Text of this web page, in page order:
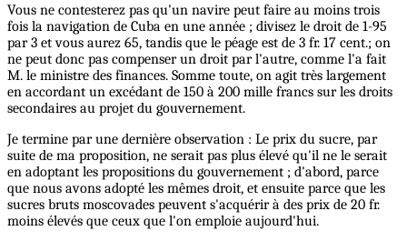
Vous ne contesterez pas qu'un navire peut faire au moins trois
fois la navigation de Cuba en une année ; divisez le droit de 1-95
par 3 et vous aurez 65, tandis que le péage est de 3 fr. 17 cent.; on
ne peut donc pas compenser un droit par l'autre, comme l'a fait
M. le ministre des finances. Somme toute, on agit très largement
en accordant un excédant de 150 à 200 mille francs sur les droits
secondaires au projet du gouvernement.
Je termine par une dernière observation : Le prix du sucre, par
suite de ma proposition, ne serait pas plus élevé qu'il ne le serait
en adoptant les propositions du gouvernement ; d'abord, parce
que nous avons adopté les mêmes droit, et ensuite parce que les
sucres bruts moscovades peuvent s'acquérir à des prix de 20 fr.
moins élevés que ceux que l'on emploie aujourd'hui.